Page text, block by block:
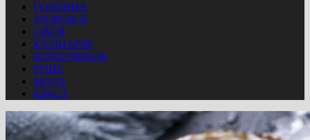
ГОЛОВНА
ЗДОРОВ’Я
СІМ’Я
КУЛІНАРІЯ
ВІДПОЧИНОК
РІЗНЕ
МОДА
КРАСА